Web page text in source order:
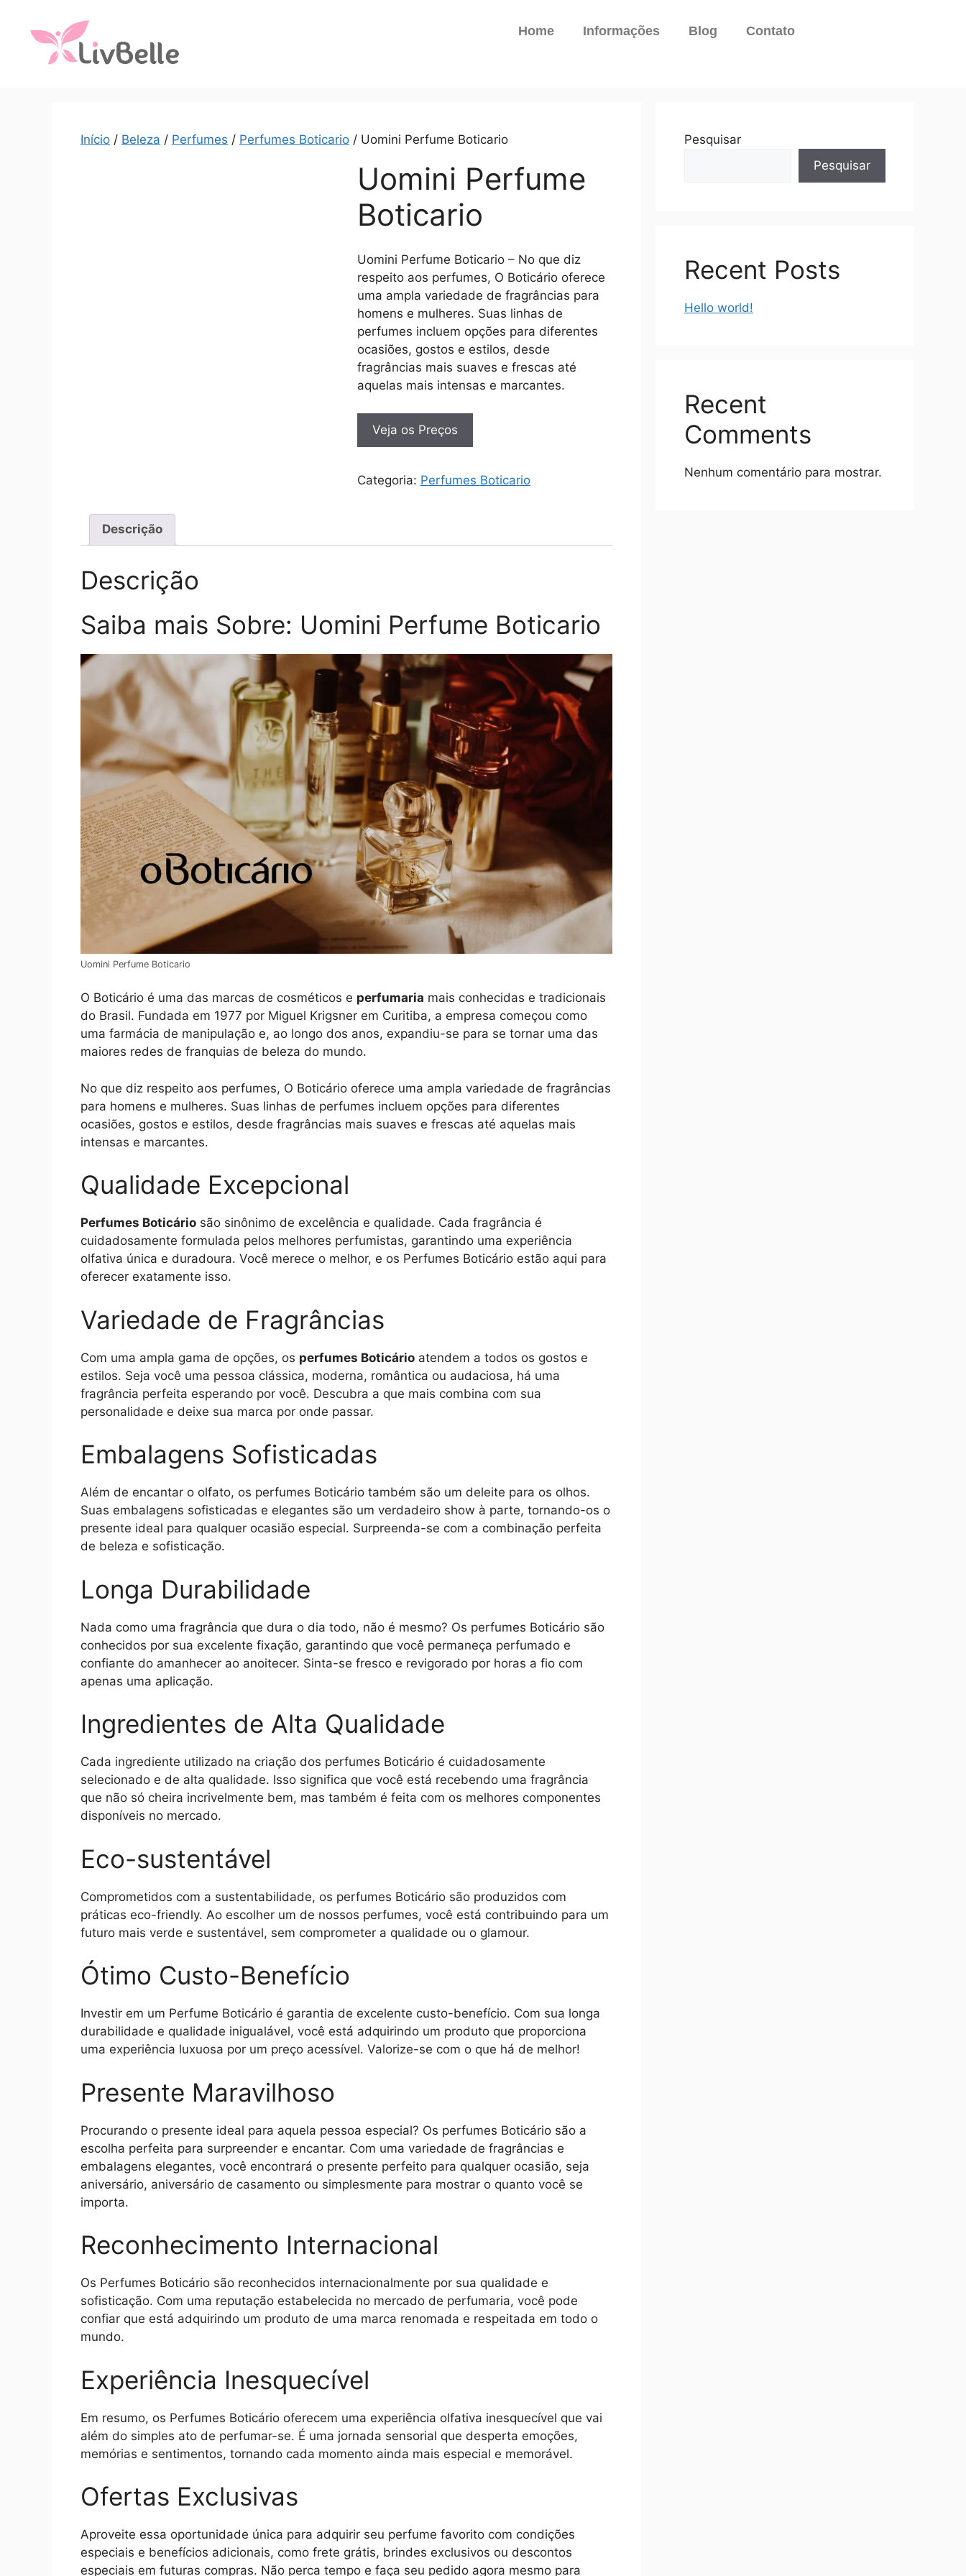
Home Informações Blog Contato
Início / Beleza / Perfumes / Perfumes Boticario / Uomini Perfume Boticario
Uomini Perfume
Boticario
Uomini Perfume Boticario – No que diz
respeito aos perfumes, O Boticário oferece
uma ampla variedade de fragrâncias para
homens e mulheres. Suas linhas de
perfumes incluem opções para diferentes
ocasiões, gostos e estilos, desde
fragrâncias mais suaves e frescas até
aquelas mais intensas e marcantes.
Veja os Preços
Categoria: Perfumes Boticario
Descrição
Descrição
Saiba mais Sobre: Uomini Perfume Boticario
Uomini Perfume Boticario
O Boticário é uma das marcas de cosméticos e perfumaria mais conhecidas e tradicionais
do Brasil. Fundada em 1977 por Miguel Krigsner em Curitiba, a empresa começou como
uma farmácia de manipulação e, ao longo dos anos, expandiu-se para se tornar uma das
maiores redes de franquias de beleza do mundo.
No que diz respeito aos perfumes, O Boticário oferece uma ampla variedade de fragrâncias
para homens e mulheres. Suas linhas de perfumes incluem opções para diferentes
ocasiões, gostos e estilos, desde fragrâncias mais suaves e frescas até aquelas mais
intensas e marcantes.
Qualidade Excepcional
Perfumes Boticário são sinônimo de excelência e qualidade. Cada fragrância é
cuidadosamente formulada pelos melhores perfumistas, garantindo uma experiência
olfativa única e duradoura. Você merece o melhor, e os Perfumes Boticário estão aqui para
oferecer exatamente isso.
Variedade de Fragrâncias
Com uma ampla gama de opções, os perfumes Boticário atendem a todos os gostos e
estilos. Seja você uma pessoa clássica, moderna, romântica ou audaciosa, há uma
fragrância perfeita esperando por você. Descubra a que mais combina com sua
personalidade e deixe sua marca por onde passar.
Embalagens Sofisticadas
Além de encantar o olfato, os perfumes Boticário também são um deleite para os olhos.
Suas embalagens sofisticadas e elegantes são um verdadeiro show à parte, tornando-os o
presente ideal para qualquer ocasião especial. Surpreenda-se com a combinação perfeita
de beleza e sofisticação.
Longa Durabilidade
Nada como uma fragrância que dura o dia todo, não é mesmo? Os perfumes Boticário são
conhecidos por sua excelente fixação, garantindo que você permaneça perfumado e
confiante do amanhecer ao anoitecer. Sinta-se fresco e revigorado por horas a fio com
apenas uma aplicação.
Ingredientes de Alta Qualidade
Cada ingrediente utilizado na criação dos perfumes Boticário é cuidadosamente
selecionado e de alta qualidade. Isso significa que você está recebendo uma fragrância
que não só cheira incrivelmente bem, mas também é feita com os melhores componentes
disponíveis no mercado.
Eco-sustentável
Comprometidos com a sustentabilidade, os perfumes Boticário são produzidos com
práticas eco-friendly. Ao escolher um de nossos perfumes, você está contribuindo para um
futuro mais verde e sustentável, sem comprometer a qualidade ou o glamour.
Ótimo Custo-Benefício
Investir em um Perfume Boticário é garantia de excelente custo-benefício. Com sua longa
durabilidade e qualidade inigualável, você está adquirindo um produto que proporciona
uma experiência luxuosa por um preço acessível. Valorize-se com o que há de melhor!
Presente Maravilhoso
Procurando o presente ideal para aquela pessoa especial? Os perfumes Boticário são a
escolha perfeita para surpreender e encantar. Com uma variedade de fragrâncias e
embalagens elegantes, você encontrará o presente perfeito para qualquer ocasião, seja
aniversário, aniversário de casamento ou simplesmente para mostrar o quanto você se
importa.
Reconhecimento Internacional
Os Perfumes Boticário são reconhecidos internacionalmente por sua qualidade e
sofisticação. Com uma reputação estabelecida no mercado de perfumaria, você pode
confiar que está adquirindo um produto de uma marca renomada e respeitada em todo o
mundo.
Experiência Inesquecível
Em resumo, os Perfumes Boticário oferecem uma experiência olfativa inesquecível que vai
além do simples ato de perfumar-se. É uma jornada sensorial que desperta emoções,
memórias e sentimentos, tornando cada momento ainda mais especial e memorável.
Ofertas Exclusivas
Aproveite essa oportunidade única para adquirir seu perfume favorito com condições
especiais e benefícios adicionais, como frete grátis, brindes exclusivos ou descontos
especiais em futuras compras. Não perca tempo e faça seu pedido agora mesmo para
Pesquisar
Pesquisar
Recent Posts
Hello world!
Recent
Comments
Nenhum comentário para mostrar.